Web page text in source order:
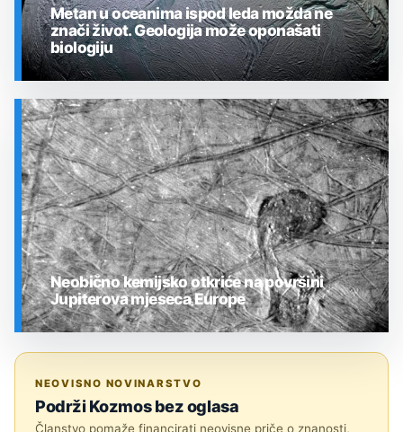
SVEMIR
Metan u oceanima ispod leda možda ne
znači život. Geologija može oponašati
biologiju
Neobično kemijsko otkriće na površini
Jupiterova mjeseca Europe
NEOVISNO NOVINARSTVO
Podrži Kozmos bez oglasa
Članstvo pomaže financirati neovisne priče o znanosti,